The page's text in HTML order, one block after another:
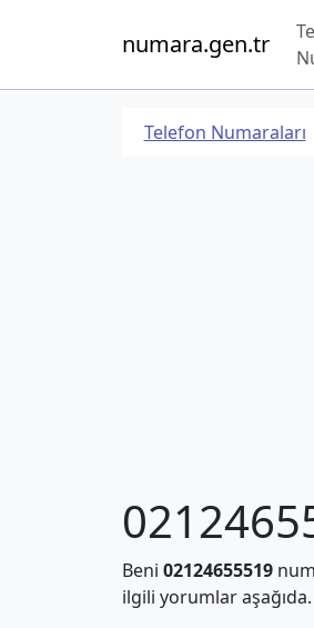
numara.gen.tr
Telefon Numaraları
Beni 02124655519
ilgili yorumlar aşağıda.